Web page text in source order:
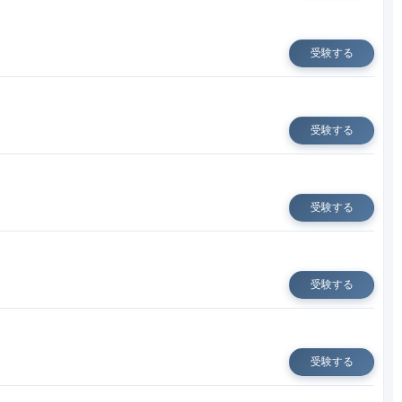
受験する
受験する
受験する
受験する
受験する